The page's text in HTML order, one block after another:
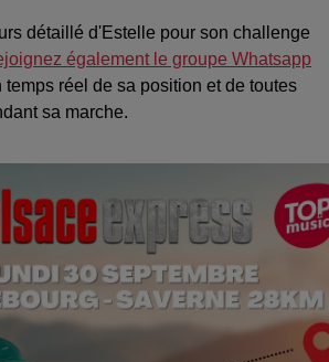
détaillé d'Estelle pour son challenge
également le groupe Whatsapp
temps réel de sa position et de toutes
sa marche.